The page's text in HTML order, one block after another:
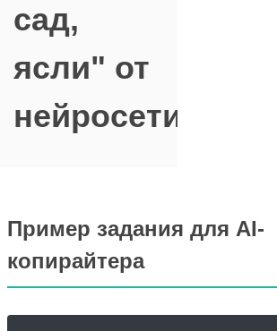
сад,
ясли" от
нейросети
Пример задания для AI-
копирайтера